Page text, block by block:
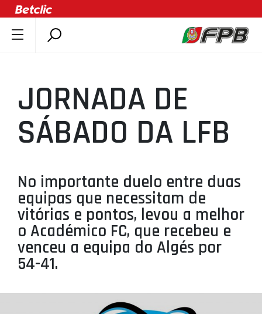
ÚLTIMAS
COMPETIÇÕES
ASSOCIAÇÕES
AGENTES
AGENDA
SELEÇÕES
MINIBASQUETE
ÁREA TÉCNICA
LIGA BETCLIC MASCULINA
JORNADA DE
SÁBADO DA LFB
No importante duelo entre duas
equipas que necessitam de
vitórias e pontos, levou a melhor
o Académico FC, que recebeu e
venceu a equipa do Algés por
54-41.